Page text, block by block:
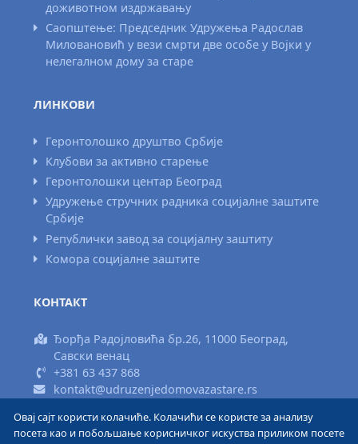
доживотном издржавању
Саопштење: Председник Удружења Радослав
Миловановић у вези смрти две особе у Војки у
нелегалном дому за старе
ЛИНКОВИ
Геронтолошко друштво Србије
Клубови за активно старење
Геронтолошки центар Београд
Удружење стручних радника социјалне заштите
Србије
Републички завод за социјалну заштиту
Комора социјалне заштите
КОНТАКТ
Ђорђа Радојловића бр.26, 11000 Београд,
Савски венац
+381 63 437 868
kontakt@udruzenjedomovazastare.rs
Израда сајта www.areadizajn.com
Овај сајт користи колачиће. Колачићи се користе за анализу
посета као и побољшање корисничког искуства приликом посете